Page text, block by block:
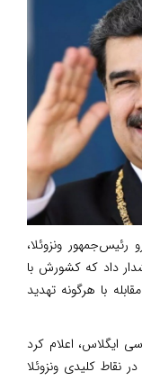
رئیس‌جمهور ونزوئلا،
داد که کشورش با
با هرگونه تهدید
ایگلاس، اعلام کرد
نوع را در نقاط کلیدی ونزوئلا